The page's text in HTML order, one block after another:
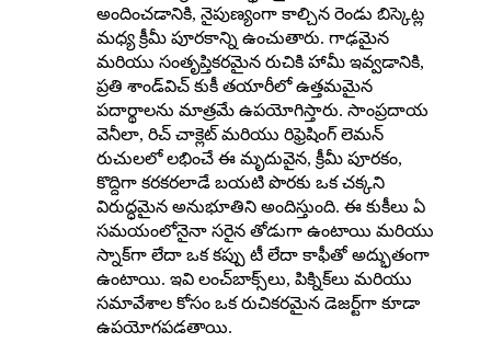
అందించడానికి, నైపుణ్యంగా కాల్చిన రెండు బిస్కెట్ల
మధ్య క్రీమీ పూరకాన్ని ఉంచుతారు. గాఢమైన
మరియు సంతృప్తికరమైన రుచికి హామీ ఇవ్వడానికి,
ప్రతి శాండ్‌విచ్ కుకీ తయారీలో ఉత్తమమైన
పదార్థాలను మాత్రమే ఉపయోగిస్తారు. సాంప్రదాయ
వెనీలా, రిచ్ చాక్లెట్ మరియు రిఫ్రెషింగ్ లెమన్
రుచులలో లభించే ఈ మృదువైన, క్రీమీ పూరకం,
కొద్దిగా కరకరలాడే బయటి పొరకు ఒక చక్కని
విరుద్ధమైన అనుభూతిని అందిస్తుంది. ఈ కుకీలు ఏ
సమయంలోనైనా సరైన తోడుగా ఉంటాయి మరియు
స్నాక్‌గా లేదా ఒక కప్పు టీ లేదా కాఫీతో అద్భుతంగా
ఉంటాయి. ఇవి లంచ్‌బాక్స్‌లు, పిక్నిక్‌లు మరియు
సమావేశాల కోసం ఒక రుచికరమైన డెజర్ట్‌గా కూడా
ఉపయోగపడతాయి.